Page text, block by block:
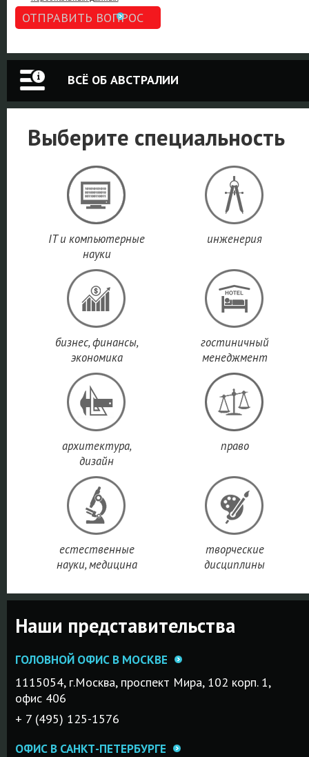
ОТПРАВИТЬ ВОПРОС
ВСЁ ОБ АВСТРАЛИИ
Выберите специальность
IT и компьютерные
науки
инженерия
бизнес, финансы,
экономика
гостиничный
менеджмент
архитектура,
дизайн
право
естественные
науки, медицина
творческие
дисциплины
Наши представительства
ГОЛОВНОЙ ОФИС В МОСКВЕ
1115054, г.Mосква, проспект Мира, 102 корп. 1,
офис 406
+ 7 (495) 125-1576
ОФИС В САНКТ-ПЕТЕРБУРГЕ